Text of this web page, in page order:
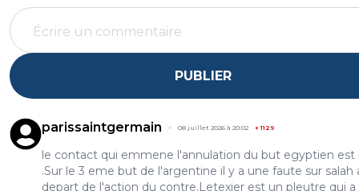
PUBLIER
parissaintgermain 08 juillet 2026 à 20:02 +1129
le contact qui emmene l'annulation du but egyptien est
.Sur le 3 eme but de l'argentine il y a une faute sur salah
depart de l'action du contre.Letexier est un pleutre qui a